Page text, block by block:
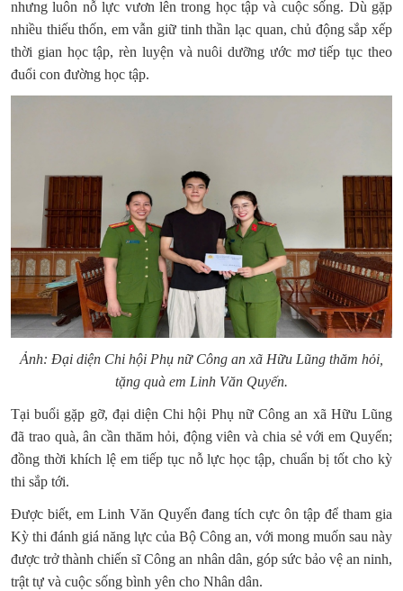
nhưng luôn nỗ lực vươn lên trong học tập và cuộc sống. Dù gặp
nhiều thiếu thốn, em vẫn giữ tinh thần lạc quan, chủ động sắp xếp
thời gian học tập, rèn luyện và nuôi dưỡng ước mơ tiếp tục theo
đuổi con đường học tập.
Ảnh: Đại diện Chi hội Phụ nữ Công an xã Hữu Lũng thăm hỏi,
tặng quà em Linh Văn Quyến.
Tại buổi gặp gỡ, đại diện Chi hội Phụ nữ Công an xã Hữu Lũng
đã trao quà, ân cần thăm hỏi, động viên và chia sẻ với em Quyến;
đồng thời khích lệ em tiếp tục nỗ lực học tập, chuẩn bị tốt cho kỳ
thi sắp tới.
Được biết, em Linh Văn Quyến đang tích cực ôn tập để tham gia
Kỳ thi đánh giá năng lực của Bộ Công an, với mong muốn sau này
được trở thành chiến sĩ Công an nhân dân, góp sức bảo vệ an ninh,
trật tự và cuộc sống bình yên cho Nhân dân.